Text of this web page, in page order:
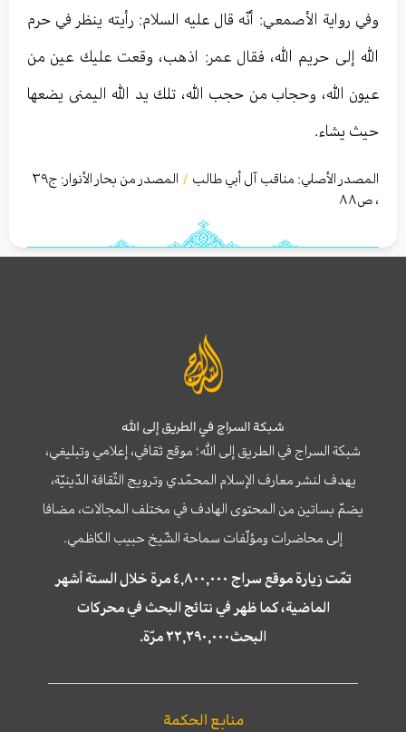
وفي رواية الأصمعي: أنّه قال عليه السلام: رأيته ينظر في حرم
الله إلى حريم الله، فقال عمر: اذهب، وقعت عليك عين من
عيون الله، وحجاب من حجب الله، تلك يد الله اليمنى يضعها
حيث يشاء.
المصدر الأصلي: مناقب آل أبي طالب / المصدر من بحار الأنوار: ج٣٩
، ص٨٨
شبكة السراج في الطريق إلى الله
شبكة السراج في الطريق إلى الله؛ موقع ثقافي، إعلامي وتبليغي،
يهدف لنشر معارف الإسلام المحمّدي وترويج الثّقافة الدّينيّة،
يضمّ بساتين من المحتوى الهادف في مختلف المجالات، مضافا
إلى محاضرات ومؤلّفات سماحة الشّيخ حبيب الكاظمي.
تمّت زيارة موقع سراج ٤,٨٠٠,٠٠٠ مرة خلال الستة أشهر
الماضية، كما ظهر في نتائج البحث في محركات
البحث٢٢,٢٩٠,٠٠٠ مرّة.
منابع الحكمة